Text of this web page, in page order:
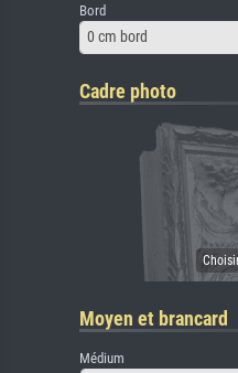
Bord
0 cm bord
Cadre photo
Moyen et brancard
Médium